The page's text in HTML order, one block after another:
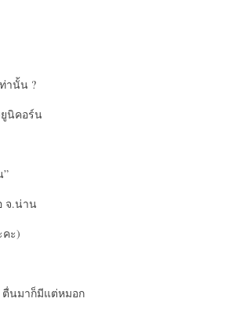
านั้น ?
นิคอร์น
”
จ.น่าน
คะ)​
ตื่นมาก็มีแต่หมอก